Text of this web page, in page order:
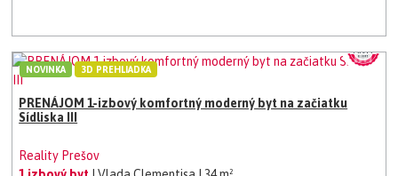
PRENÁJOM 1-izbový komfortný moderný byt na začiatku
Sídliska III
Reality Prešov
NOVINKA 3D PREHLIADKA